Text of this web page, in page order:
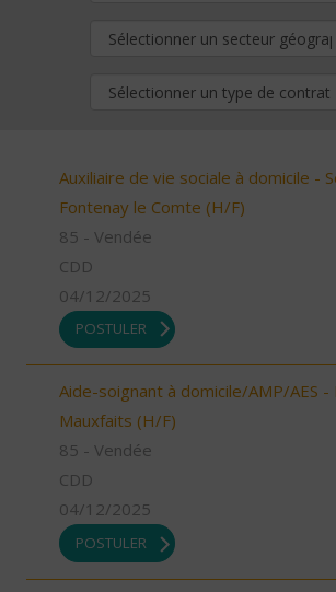
Auxiliaire de vie sociale à domicile -
Fontenay le Comte (H/F)
85 - Vendée
CDD
04/12/2025
POSTULER
Aide-soignant à domicile/AMP/AES
Mauxfaits (H/F)
85 - Vendée
CDD
04/12/2025
POSTULER